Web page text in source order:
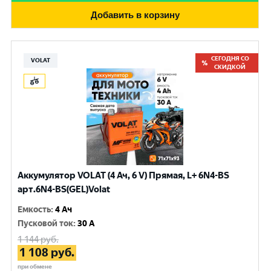
Добавить в корзину
VOLAT
СЕГОДНЯ СО
СКИДКОЙ
Аккумулятор VOLAT (4 Ач, 6 V) Прямая, L+ 6N4-BS
арт.6N4-BS(GEL)Volat
Емкость:4 Ач
Пусковой ток:30 A
1 144руб.
1 108 руб.
при обмене